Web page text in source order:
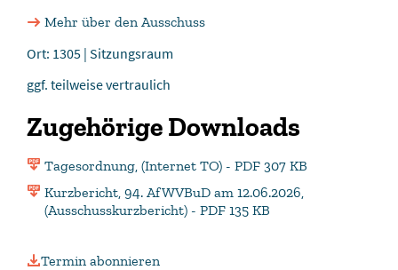
Mehr über den Ausschuss
Ort: 1305 | Sitzungsraum
ggf. teilweise vertraulich
Zugehörige Downloads
Tagesordnung, (Internet TO) - PDF 307 KB
Kurzbericht, 94. AfWVBuD am 12.06.2026,
(Ausschusskurzbericht) - PDF 135 KB
Termin abonnieren